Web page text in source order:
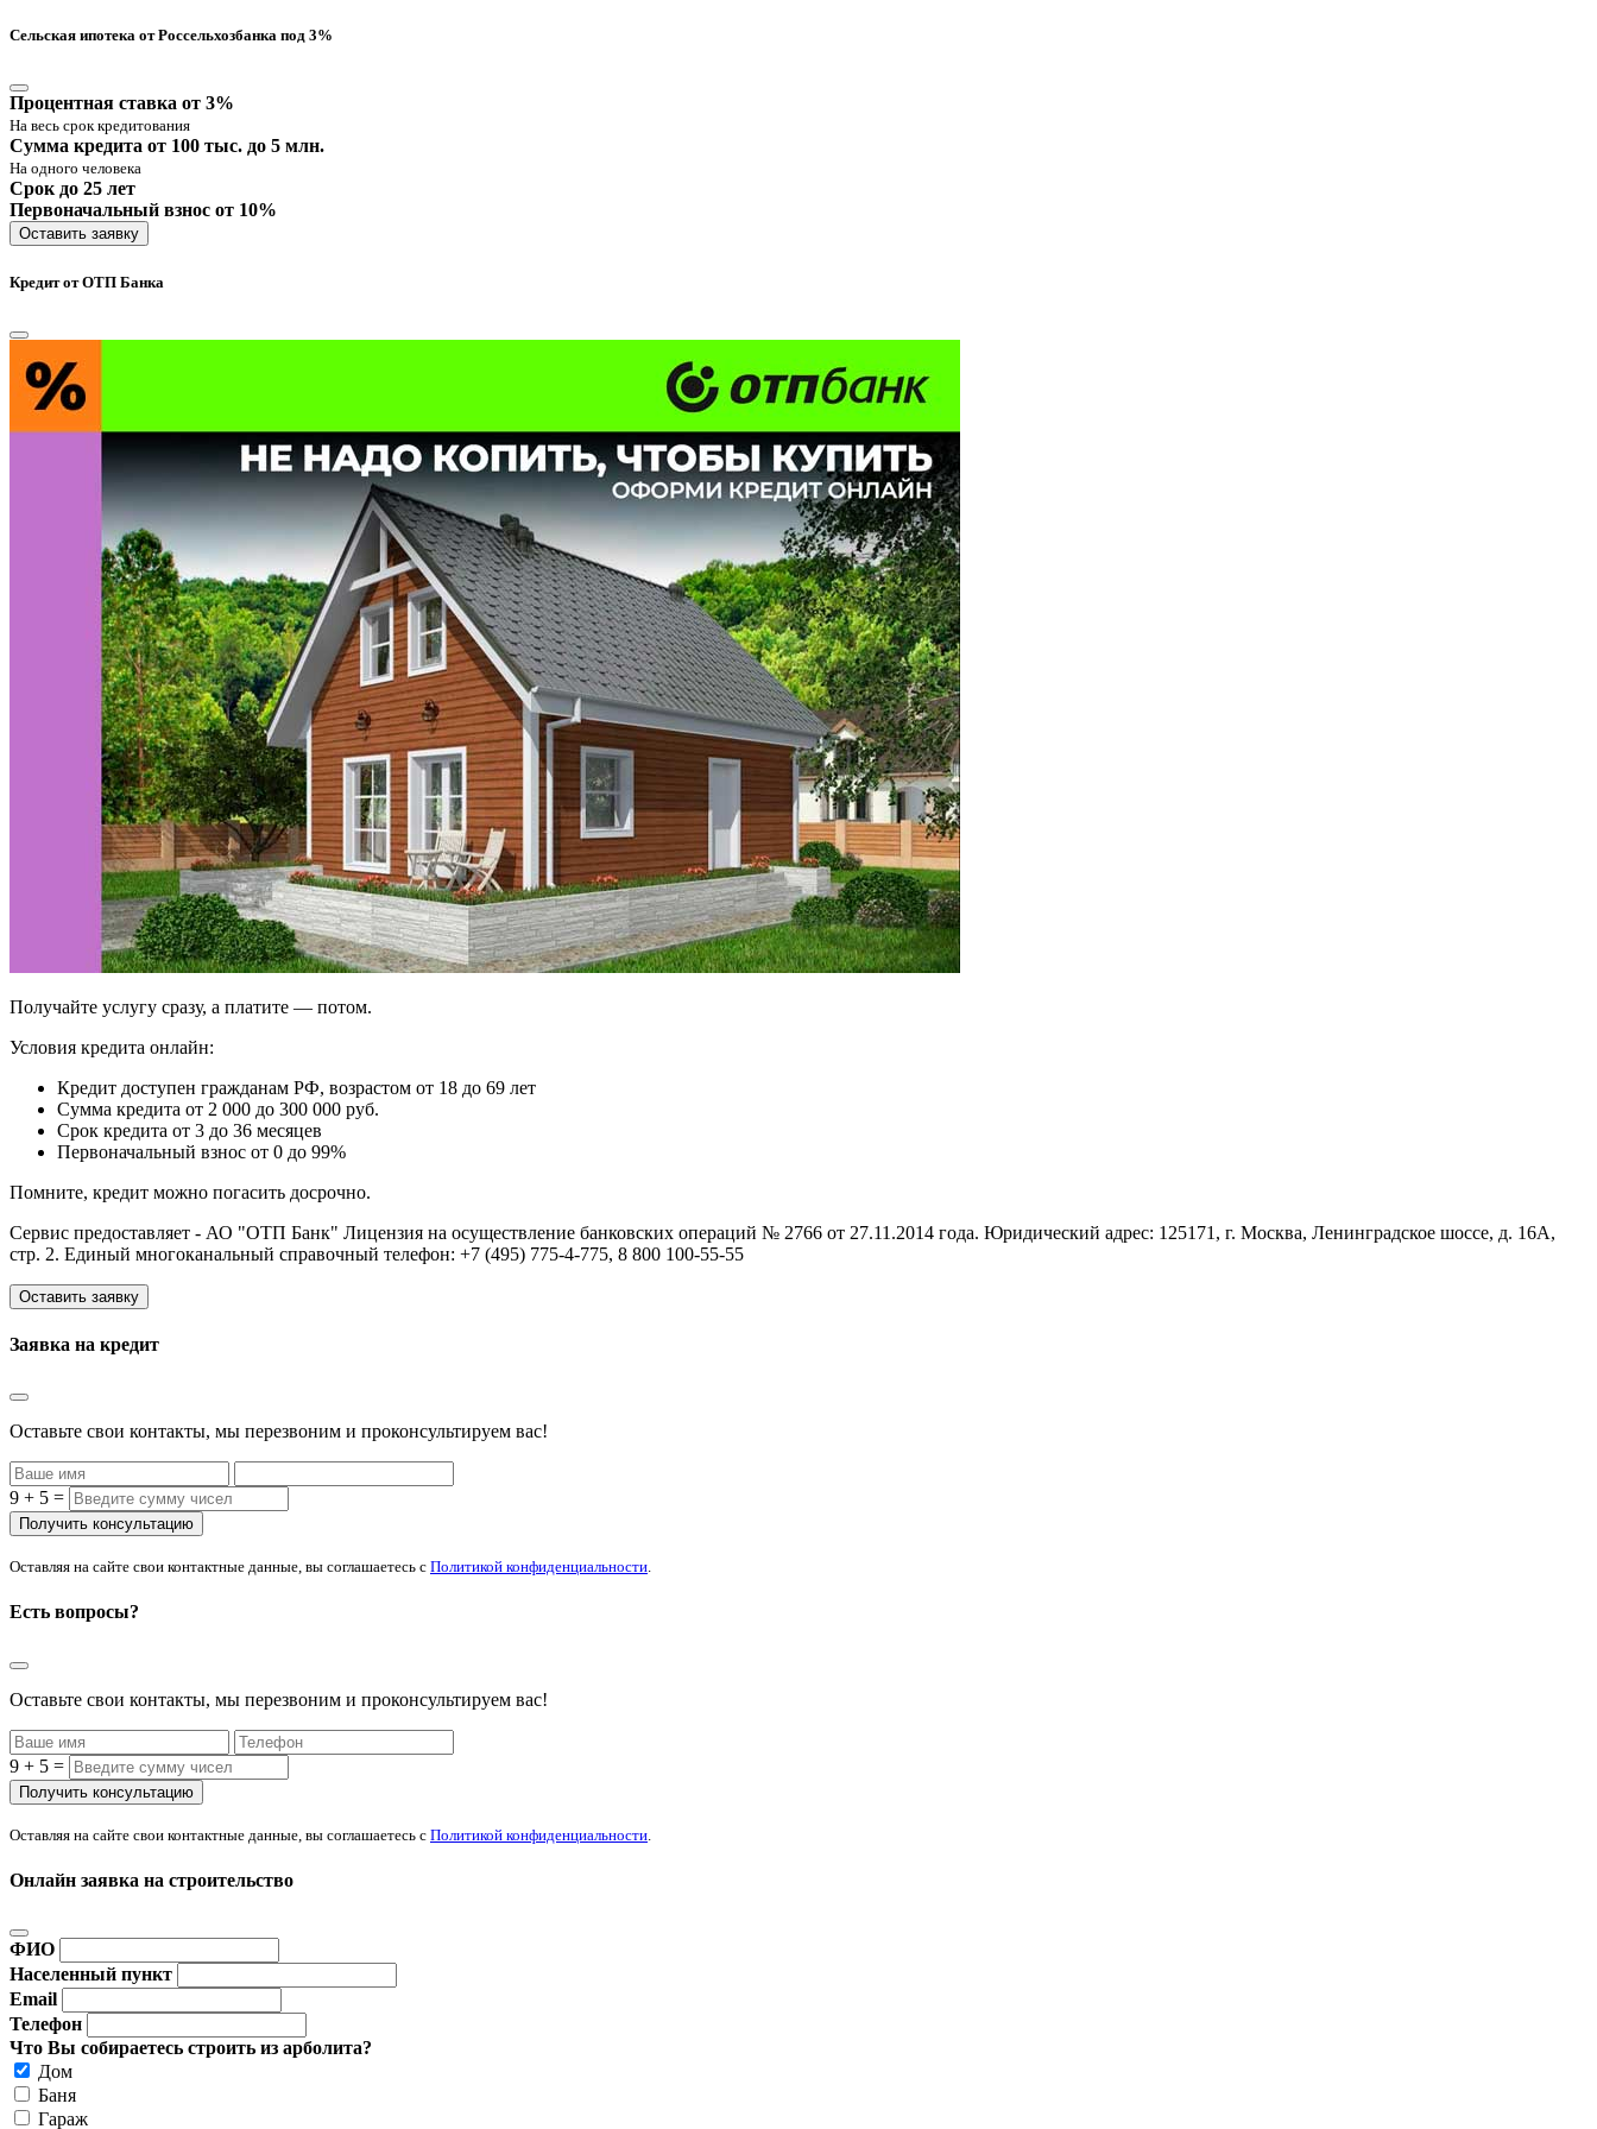
Сельская ипотека от Россельхозбанка под 3%
Процентная ставка от 3%
На весь срок кредитования
Сумма кредита от 100 тыс. до 5 млн.
На одного человека
Срок до 25 лет
Первоначальный взнос от 10%
Оставить заявку
Кредит от ОТП Банка
Получайте услугу сразу, а платите — потом.
Условия кредита онлайн:
Кредит доступен гражданам РФ, возрастом от 18 до 69 лет
Сумма кредита от 2 000 до 300 000 руб.
Срок кредита от 3 до 36 месяцев
Первоначальный взнос от 0 до 99%
Помните, кредит можно погасить досрочно.
Сервис предоставляет - АО "ОТП Банк" Лицензия на осуществление банковских операций № 2766 от 27.11.2014 года. Юридический адрес: 125171, г. Москва, Ленинградское шоссе, д. 16А,
стр. 2. Единый многоканальный справочный телефон: +7 (495) 775-4-775, 8 800 100-55-55
Оставить заявку
Заявка на кредит
Оставьте свои контакты, мы перезвоним и проконсультируем вас!
9 + 5 =
Оставляя на сайте свои контактные данные, вы соглашаетесь с Политикой конфиденциальности.
Есть вопросы?
Оставьте свои контакты, мы перезвоним и проконсультируем вас!
9 + 5 =
Оставляя на сайте свои контактные данные, вы соглашаетесь с Политикой конфиденциальности
Онлайн заявка на строительство
ФИО
Населенный пункт
Email
Телефон
Что Вы собираетесь строить из арболита?
Дом
Баня
Гараж